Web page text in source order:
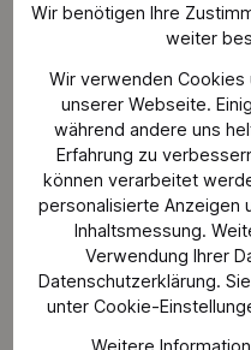
Produkte
AEROTEC
AEROTEC
Wir benötigen Ihre
weiter
Wir verwenden
unserer Webseite.
während andere uns
Erfahrung zu
können verarbeitet
personalisierte Anzeigen
Inhaltsmessung.
Verwendung Ihrer
Datenschutzerklärung.
unter Cookie-